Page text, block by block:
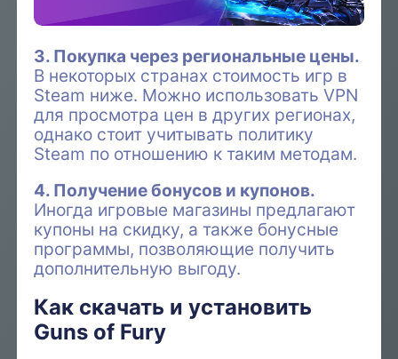
3. Покупка через региональные цены.
В некоторых странах стоимость игр в
Steam ниже. Можно использовать VPN
для просмотра цен в других регионах,
однако стоит учитывать политику
Steam по отношению к таким методам.
4. Получение бонусов и купонов.
Иногда игровые магазины предлагают
купоны на скидку, а также бонусные
программы, позволяющие получить
дополнительную выгоду.
Как скачать и установить
Guns of Fury